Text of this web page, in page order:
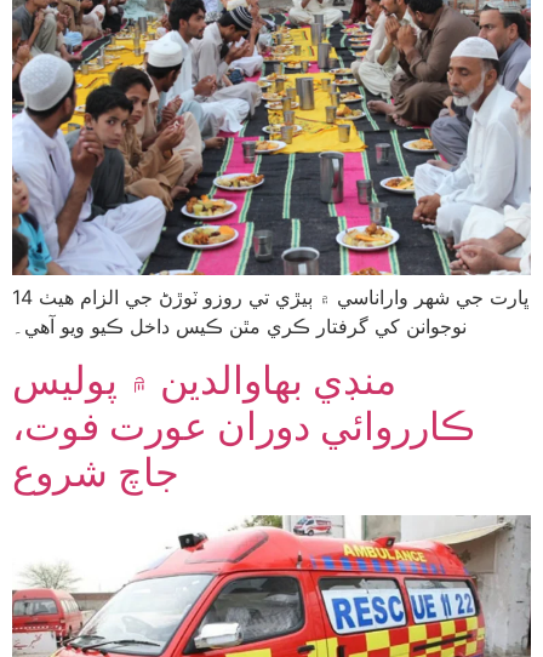
ڀارت جي شهر واراناسي ۾ ٻيڙي تي روزو ٽوڙڻ جي الزام هيٺ 14
نوجوانن کي گرفتار ڪري مٿن ڪيس داخل ڪيو ويو آهي۔
منڊي بهاوالدين ۾ پوليس
ڪارروائي دوران عورت فوت،
جاچ شروع